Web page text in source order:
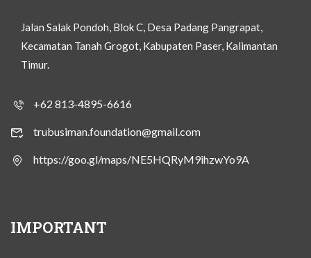
Jalan Salak Pondoh, Blok C, Desa Padang Pangrapat,
Kecamatan Tanah Grogot, Kabupaten Paser, Kalimantan
Timur.
+62 813-4895-6616
trubusiman.foundation@gmail.com
https://goo.gl/maps/NE5HQRyM9ihzwYo9A
IMPORTANT